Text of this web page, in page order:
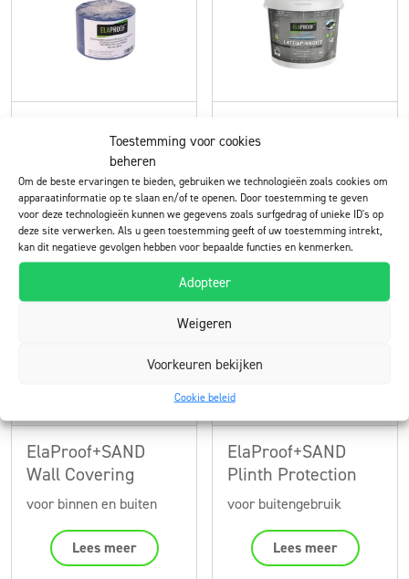
Toestemming voor cookies
beheren
Om de beste ervaringen te bieden, gebruiken we technologieën zoals cookies om
apparaatinformatie op te slaan en/of te openen. Door toestemming te geven
voor deze technologieën kunnen we gegevens zoals surfgedrag of unieke ID's op
deze site verwerken. Als u geen toestemming geeft of uw toestemming intrekt,
kan dit negatieve gevolgen hebben voor bepaalde functies en kenmerken.
Adopteer
Weigeren
Voorkeuren bekijken
Cookie beleid
voor binnen en buiten
Lees meer
Floor Covering
voor binnen en buiten
Lees meer
ElaProof+SAND
Wall Covering
voor binnen en buiten
Lees meer
ElaProof+SAND
Plinth Protection
voor buitengebruik
Lees meer